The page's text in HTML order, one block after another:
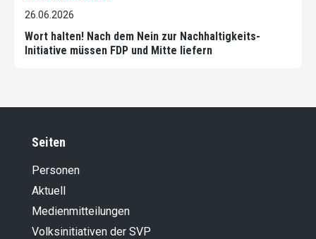
26.06.2026
Wort halten! Nach dem Nein zur Nachhaltigkeits-
Initiative müssen FDP und Mitte liefern
Seiten
Personen
Aktuell
Medienmitteilungen
Volksinitiativen der SVP